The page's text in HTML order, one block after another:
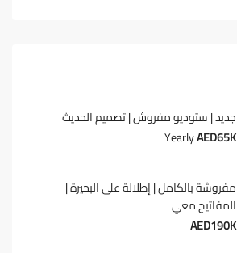
جديد | ستوديو مفروش | تصميم الحديث
YearlyAED65K
مفروشة بالكامل | إطلالة على البحيرة |
المفاتيح معي
AED190K